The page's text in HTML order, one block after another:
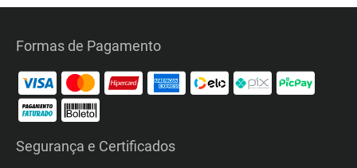
Formas de Pagamento
Segurança e Certificados